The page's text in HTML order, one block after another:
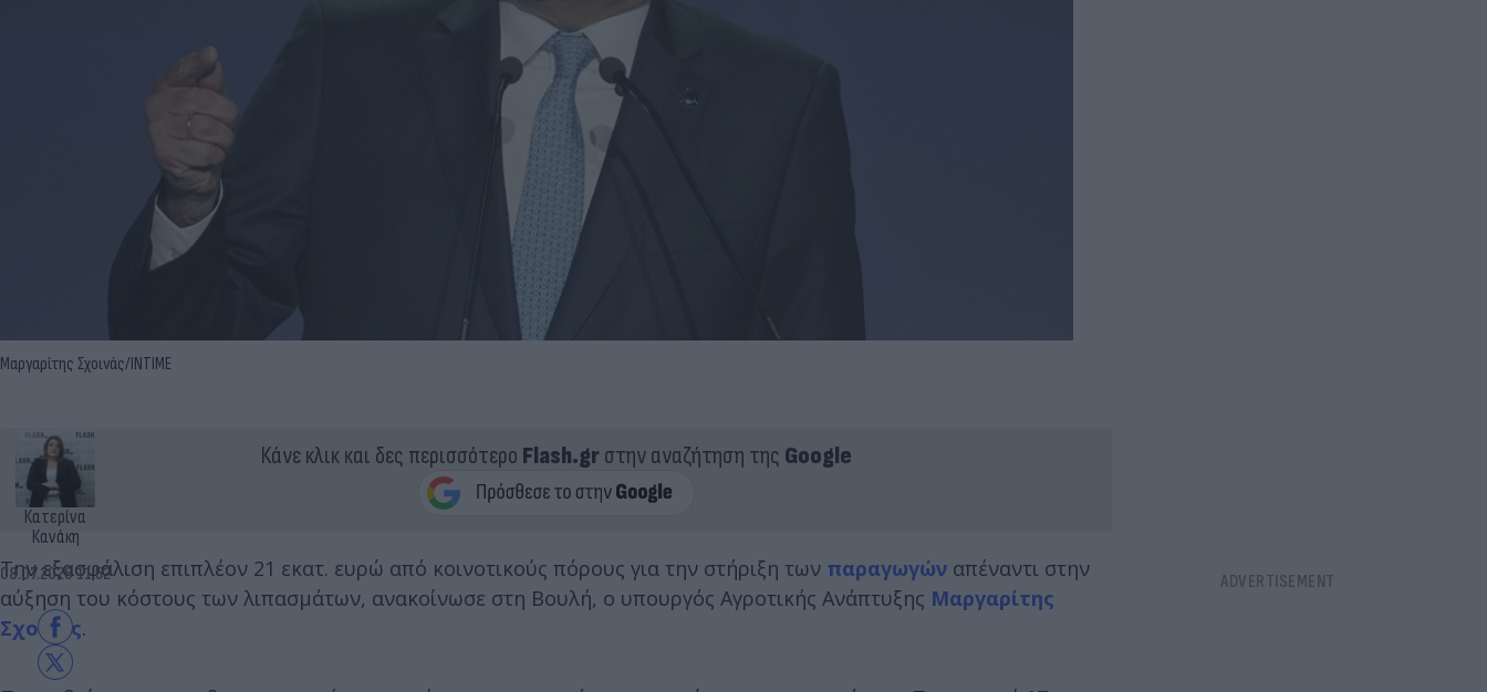
Μαργαρίτης Σχοινάς/INTIME
Κατερίνα
Κανάκη
08.07.2026 11:52
Κάνε κλικ και δες περισσότερο Flash.grστην αναζήτηση της Google
Την εξασφάλιση επιπλέον 21 εκατ. ευρώ από κοινοτικούς πόρους για την στήριξη των παραγωγών απέναντι στην
αύξηση του κόστους των λιπασμάτων, ανακοίνωσε στη Βουλή, ο υπουργός Αγροτικής Ανάπτυξης Μαργαρίτης
Σχοινάς.